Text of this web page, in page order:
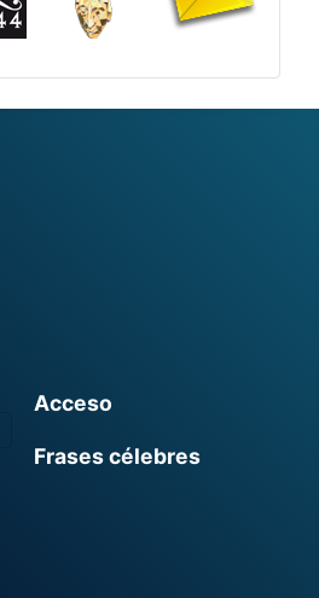
Acceso
Frases célebres